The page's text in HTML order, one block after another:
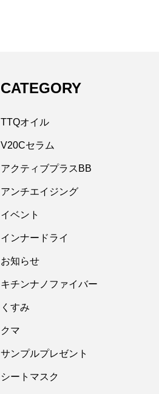
CATEGORY
TTQオイル
V20Cセラム
アクティブプラスBB
アンチエイジング
イベント
インナードライ
お知らせ
キチンナノファイバー
くすみ
クマ
サンプルプレゼント
シートマスク